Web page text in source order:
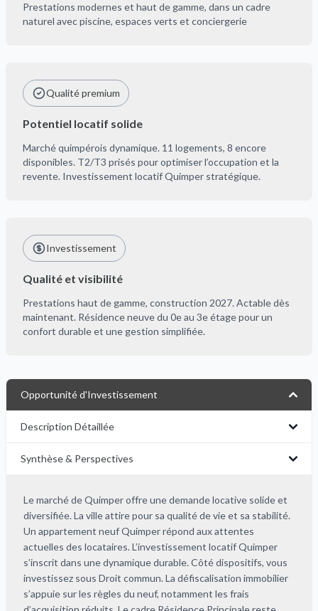
Prestations modernes et haut de gamme, dans un cadre
naturel avec piscine, espaces verts et conciergerie
Qualité premium
Potentiel locatif solide
Marché quimpérois dynamique. 11 logements, 8 encore
disponibles. T2/T3 prisés pour optimiser l’occupation et la
revente. Investissement locatif Quimper stratégique.
Investissement
Qualité et visibilité
Prestations haut de gamme, construction 2027. Actable dès
maintenant. Résidence neuve du 0e au 3e étage pour un
confort durable et une gestion simplifiée.
Opportunité d'Investissement
Description Détaillée
Synthèse & Perspectives
Le marché de Quimper offre une demande locative solide et
diversifiée. La ville attire pour sa qualité de vie et sa stabilité.
Un appartement neuf Quimper répond aux attentes
actuelles des locataires. L’investissement locatif Quimper
s’inscrit dans une dynamique durable. Côté dispositifs, vous
investissez sous Droit commun. La défiscalisation immobilier
s’appuie sur les règles du neuf, notamment les frais